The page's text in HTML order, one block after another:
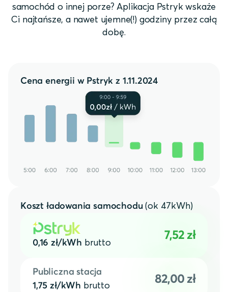
samochód o innej porze? Aplikacja Pstryk wskaże
Ci najtańsze, a nawet ujemne(!) godziny przez całą
dobę.
Cena energii w Pstryk z 1.11.2024
Koszt ładowania samochodu (ok 47kWh)
0,16 zł/kWh brutto
7,52 zł
Publiczna stacja
1,75 zł/kWh brutto 82,00 zł